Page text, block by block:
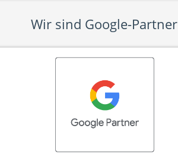
Wir sind Google-Partner